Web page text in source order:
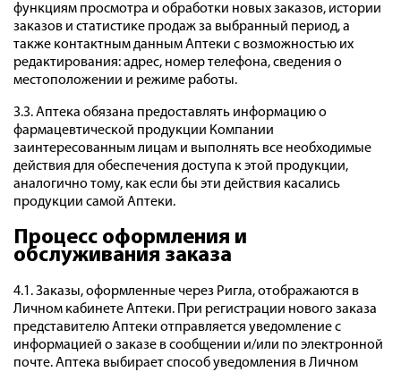
функциям просмотра и обработки новых заказов, истории
заказов и статистике продаж за выбранный период, а
также контактным данным Аптеки с возможностью их
редактирования: адрес, номер телефона, сведения о
местоположении и режиме работы.
3.3. Аптека обязана предоставлять информацию о
фармацевтической продукции Компании
заинтересованным лицам и выполнять все необходимые
действия для обеспечения доступа к этой продукции,
аналогично тому, как если бы эти действия касались
продукции самой Аптеки.
Процесс оформления и
обслуживания заказа
4.1. Заказы, оформленные через Ригла, отображаются в
Личном кабинете Аптеки. При регистрации нового заказа
представителю Аптеки отправляется уведомление с
информацией о заказе в сообщении и/или по электронной
почте. Аптека выбирает способ уведомления в Личном